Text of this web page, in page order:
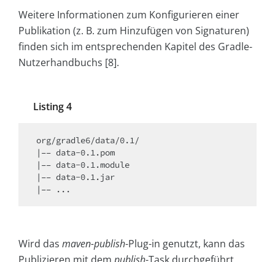
Weitere Informationen zum Konfigurieren einer
Publikation (z. B. zum Hinzufügen von Signaturen)
finden sich im entsprechenden Kapitel des Gradle-
Nutzerhandbuchs [8].
Listing 4
org/gradle6/data/0.1/
|–– data-0.1.pom
|–– data-0.1.module
|–– data-0.1.jar
|–– ...
Wird das maven-publish-Plug-in genutzt, kann das